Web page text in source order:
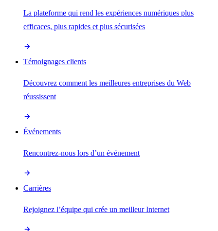
La plateforme qui rend les expériences numériques plus
efficaces, plus rapides et plus sécurisées
Témoignages clients
Découvrez comment les meilleures entreprises du Web
réussissent
Événements
Rencontrez-nous lors d’un événement
Carrières
Rejoignez l’équipe qui crée un meilleur Internet